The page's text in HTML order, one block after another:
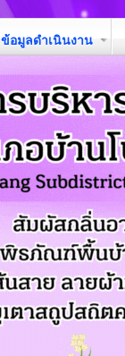
ข้อมูลดำเนินงาน